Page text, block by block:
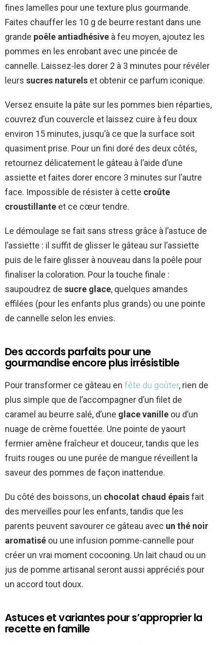
fines lamelles pour une texture plus gourmande.
Faites chauffer les 10 g de beurre restant dans une
grande poêle antiadhésive à feu moyen, ajoutez les
pommes en les enrobant avec une pincée de
cannelle. Laissez-les dorer 2 à 3 minutes pour révéler
leurs sucres naturels et obtenir ce parfum iconique.
Versez ensuite la pâte sur les pommes bien réparties,
couvrez d’un couvercle et laissez cuire à feu doux
environ 15 minutes, jusqu’à ce que la surface soit
quasiment prise. Pour un fini doré des deux côtés,
retournez délicatement le gâteau à l’aide d’une
assiette et faites dorer encore 3 minutes sur l’autre
face. Impossible de résister à cette croûte
croustillante et ce cœur tendre.
Le démoulage se fait sans stress grâce à l’astuce de
l’assiette : il suffit de glisser le gâteau sur l’assiette
puis de le faire glisser à nouveau dans la poêle pour
finaliser la coloration. Pour la touche finale :
saupoudrez de sucre glace, quelques amandes
effilées (pour les enfants plus grands) ou une pointe
de cannelle selon les envies.
Des accords parfaits pour une
gourmandise encore plus irrésistible
Pour transformer ce gâteau en fête du goûter, rien de
plus simple que de l’accompagner d’un filet de
caramel au beurre salé, d’une glace vanille ou d’un
nuage de crème fouettée. Une pointe de yaourt
fermier amène fraîcheur et douceur, tandis que les
fruits rouges ou une purée de mangue réveillent la
saveur des pommes de façon inattendue.
Du côté des boissons, un chocolat chaud épaisfait
des merveilles pour les enfants, tandis que les
parents peuvent savourer ce gâteau avec un thé noir
aromatisé ou une infusion pomme-cannelle pour
créer un vrai moment cocooning. Un lait chaud ou un
jus de pomme artisanal seront aussi appréciés pour
un accord tout doux.
Astuces et variantes pour s’approprier la
recette en famille